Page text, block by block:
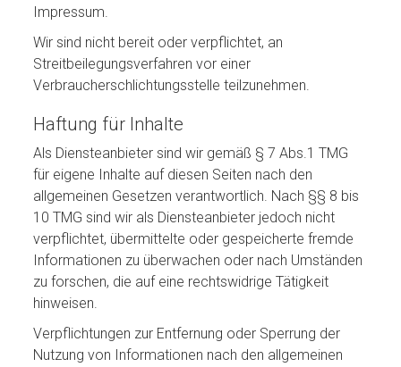
Impressum.
Wir sind nicht bereit oder verpflichtet, an
Streitbeilegungsverfahren vor einer
Verbraucherschlichtungsstelle teilzunehmen.
Haftung für Inhalte
Als Diensteanbieter sind wir gemäß § 7 Abs.1 TMG
für eigene Inhalte auf diesen Seiten nach den
allgemeinen Gesetzen verantwortlich. Nach §§ 8 bis
10 TMG sind wir als Diensteanbieter jedoch nicht
verpflichtet, übermittelte oder gespeicherte fremde
Informationen zu überwachen oder nach Umständen
zu forschen, die auf eine rechtswidrige Tätigkeit
hinweisen.
Verpflichtungen zur Entfernung oder Sperrung der
Nutzung von Informationen nach den allgemeinen